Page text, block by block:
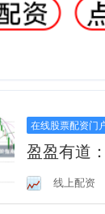
在线股票配资门
盈盈有道
进阶指南
线上配资